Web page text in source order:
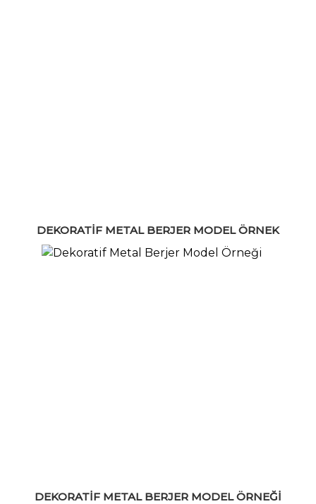
DEKORATIF METAL BERJER MODEL ÖRNEK
DEKORATIF METAL BERJER MODEL ÖRNEĞI